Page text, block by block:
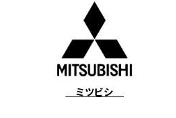
ミツビシ